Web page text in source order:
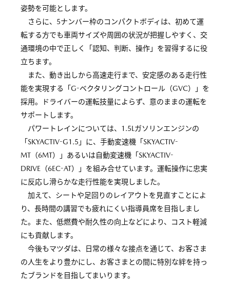
姿勢を可能とします。
さらに、5ナンバー枠のコンパクトボディは、初めて運
転する方でも車両サイズや周囲の状況が把握しやすく、交
通環境の中で正しく「認知、判断、操作」を習得するに役
立ちます。
また、動き出しから高速走行まで、安定感のある走行性
能を実現する「G-ベクタリングコントロール（GVC）」を
採用。ドライバーの運転技量によらず、意のままの運転を
サポートします。
パワートレインについては、1.5Lガソリンエンジンの
「SKYACTIV-G1.5」に、手動変速機「SKYACTIV-
MT（6MT）」あるいは自動変速機「SKYACTIV-
DRIVE（6EC-AT）」を組み合せています。運転操作に忠実
に反応し滑らかな走行性能を実現しました。
加えて、シートや足回りのレイアウトを見直すことによ
り、長時間の講習でも疲れにくい指導員席を目指しまし
た。また、低燃費や耐久性の向上などにより、コスト軽減
にも貢献します。
今後もマツダは、日常の様々な接点を通じて、お客さま
の人生をより豊かにし、お客さまとの間に特別な絆を持っ
たブランドを目指してまいります。